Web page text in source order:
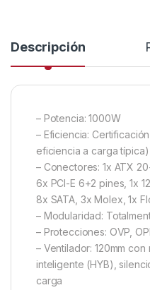
Descripción
– Potencia: 1000W
– Eficiencia:
eficiencia a carga típica)
– Conectores: 1x ATX
6x PCI-E 6+2 pines, 1x
8x SATA, 3x Molex, 1x
– Modularidad:
– Protecciones: OVP,
– Ventilador: 120mm
inteligente (HYB),
carga